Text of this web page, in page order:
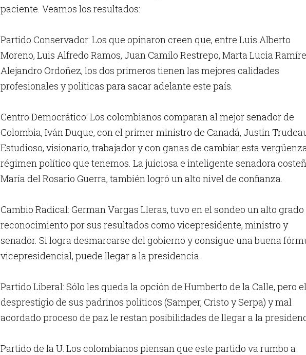
paciente. Veamos los resultados:
Partido Conservador: Los que opinaron creen que, entre Luis Alberto
Moreno, Luis Alfredo Ramos, Juan Camilo Restrepo, Marta Lucia
Alejandro Ordoñez, los dos primeros tienen las mejores calidades
profesionales y políticas para sacar adelante este país.
Centro Democrático: Los colombianos comparan al mejor senador de
Colombia, Iván Duque, con el primer ministro de Canadá, Justin
Estudioso, visionario, trabajador y con ganas de cambiar esta
régimen político que tenemos. La juiciosa e inteligente senadora
María del Rosario Guerra, también logró un alto nivel de confianza.
Cambio Radical: German Vargas Lleras, tuvo en el sondeo un alto grado
reconocimiento por sus resultados como vicepresidente, ministro y
senador. Si logra desmarcarse del gobierno y consigue una buena
vicepresidencial, puede llegar a la presidencia.
Partido Liberal: Sólo les queda la opción de Humberto de la Calle, pero el
desprestigio de sus padrinos políticos (Samper, Cristo y Serpa) y mal
acordado proceso de paz le restan posibilidades de llegar a la
Partido de la U: Los colombianos piensan que este partido va rumbo a